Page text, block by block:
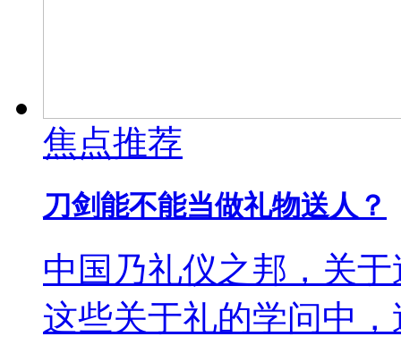
焦点推荐
刀剑能不能当做礼物送人？
中国乃礼仪之邦，关
这些关于礼的学问中